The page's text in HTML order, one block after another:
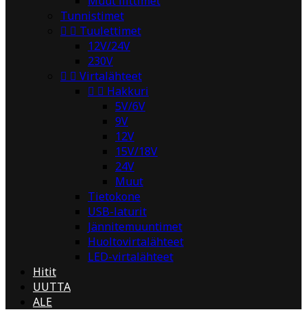
Tunnistimet
  Tuulettimet
12V/24V
230V
  Virtalähteet
  Hakkuri
5V/6V
9V
12V
15V/18V
24V
Muut
Tietokone
USB-laturit
Jännitemuuntimet
Huoltovirtalähteet
LED-virtalähteet
Hitit
UUTTA
ALE